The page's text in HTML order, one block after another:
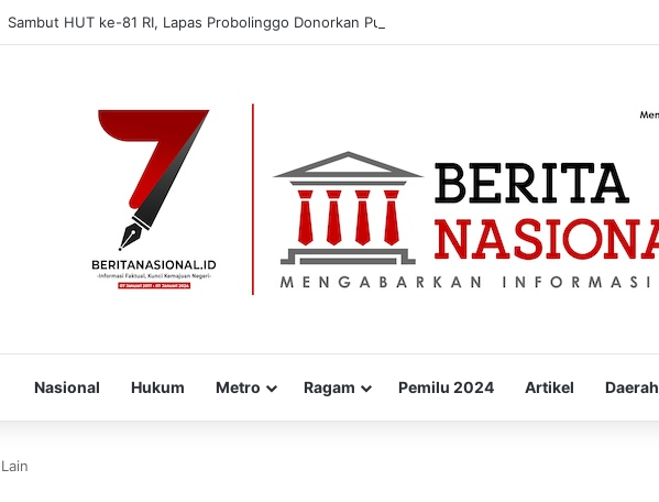
Sambut HUT ke-81 RI, Lapas Probolinggo Donorkan Puluhan Kantong Darah untuk Masyarakat
Nasional Hukum Metro Ragam Pemilu 2024 Artikel Daerah